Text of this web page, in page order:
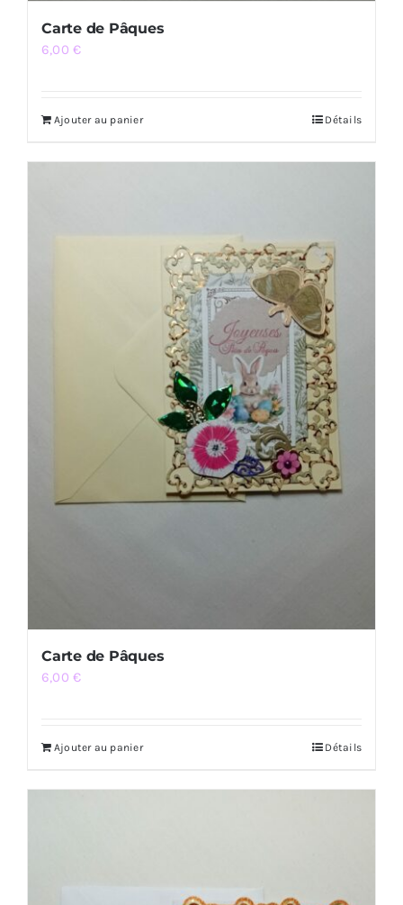
Carte de Pâques
6,00€
Ajouter au panier Détails
Carte de Pâques
6,00€
Ajouter au panier Détails